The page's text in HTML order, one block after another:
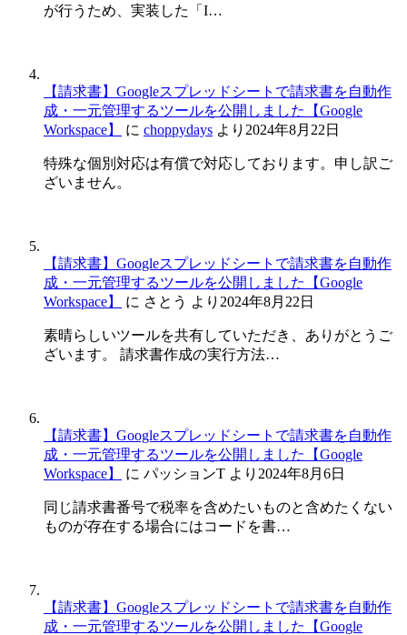
が行うため、実装した「I…
【請求書】Googleスプレッドシートで請求書を自動作
成・一元管理するツールを公開しました【Google
Workspace】
に choppydays より 2024年8月22日
特殊な個別対応は有償で対応しております。申し訳ご
ざいません。
【請求書】Googleスプレッドシートで請求書を自動作
成・一元管理するツールを公開しました【Google
Workspace】
に さとう より 2024年8月22日
素晴らしいツールを共有していただき、ありがとうご
ざいます。 請求書作成の実行方法…
【請求書】Googleスプレッドシートで請求書を自動作
成・一元管理するツールを公開しました【Google
Workspace】
に パッションT より 2024年8月6日
同じ請求書番号で税率を含めたいものと含めたくない
ものが存在する場合にはコードを書…
【請求書】Googleスプレッドシートで請求書を自動作
成・一元管理するツールを公開しました【Google